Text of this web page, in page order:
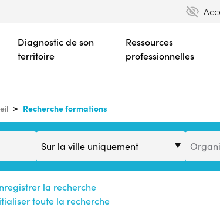
contenu
principal
Diagnostic de son
territoire
Ressources
professionnelles
Recherche formations
de
la recherche
toute la recherche